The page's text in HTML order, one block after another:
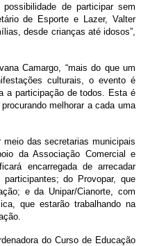
de participar sem
de Esporte e Lazer, Valter
desde crianças até idosos”,
Camargo, “mais do que um
culturais, o evento é
a participação de todos. Esta é
melhorar a cada uma
das secretarias municipais
da Associação Comercial e
encarregada de arrecadar
do Provopar, que
e da Unipar/Cianorte, com
que estarão trabalhando na
do Curso de Educação